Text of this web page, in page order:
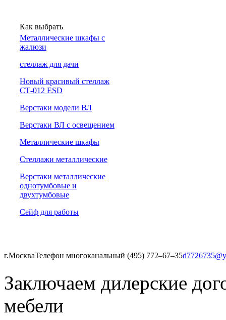
Как выбрать
Металлические шкафы с
жалюзи
cтеллаж для дачи
Новый красивый стеллаж
СТ-012 ESD
Верстаки модели ВЛ
Верстаки ВЛ с освещением
Металлические шкафы
Стеллажи металлические
Верстаки металлические
однотумбовые и
двухтумбовые
Сейф для работы
г.МоскваТелефон многоканальный (495) 772‒67‒35
Заключаем дилерские
мебели